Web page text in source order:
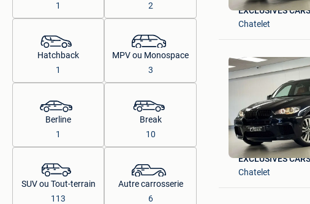
1
2
Hatchback
1
MPV ou Monospace
3
Berline
1
Break
10
SUV ou Tout-terrain
113
Autre carrosserie
6
EXCLUSIVES CARS
Chatelet
EXCLUSIVES CARS
Chatelet